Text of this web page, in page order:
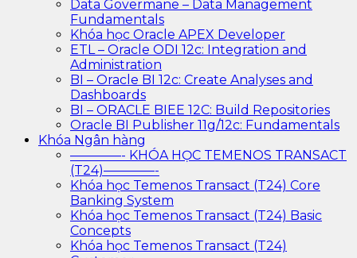
Data Govermane – Data Management
Fundamentals
Khóa học Oracle APEX Developer
ETL – Oracle ODI 12c: Integration and
Administration
BI – Oracle BI 12c: Create Analyses and
Dashboards
BI – ORACLE BIEE 12C: Build Repositories
Oracle BI Publisher 11g/12c: Fundamentals
Khóa Ngân hàng
————- KHÓA HỌC TEMENOS TRANSACT
(T24)————-
Khóa học Temenos Transact (T24) Core
Banking System
Khóa học Temenos Transact (T24) Basic
Concepts
Khóa học Temenos Transact (T24)